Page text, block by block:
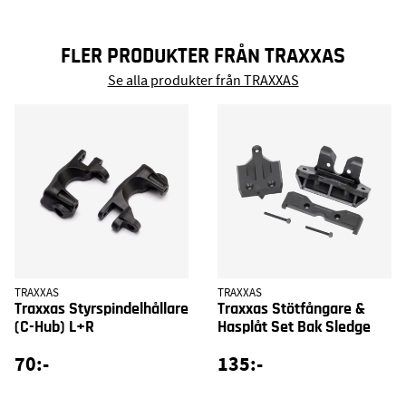
FLER PRODUKTER FRÅN TRAXXAS
Se alla produkter från TRAXXAS
TRAXXAS
Traxxas Styrspindelhållare
(C-Hub) L+R
70:-
TRAXXAS
Traxxas Stötfångare &
Hasplåt Set Bak Sledge
135:-